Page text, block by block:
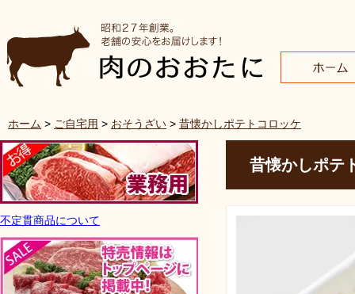
ホーム > ご自宅用 > おそうざい > 昔懐かしポテトコロッケ
昔懐かしポテ
不定貫商品について